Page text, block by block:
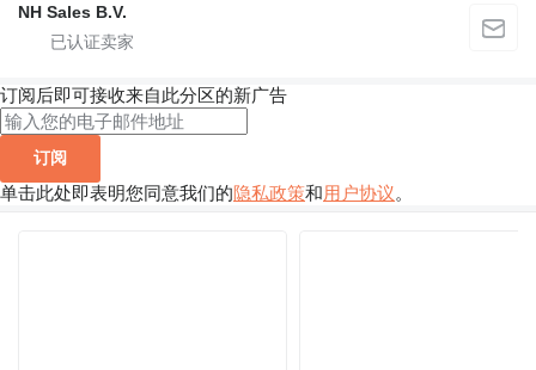
NH Sales B.V.
订阅后即可接收来自此分区的新广告
订阅
单击此处即表明您同意我们的隐私政策和用户协议。